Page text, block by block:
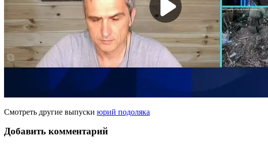
Смотреть другие выпуски юрий подоляка
Добавить комментарий